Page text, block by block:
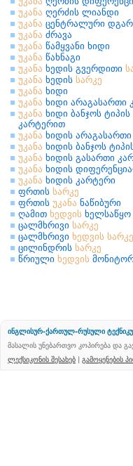
უკანა ღერძის ლიანდი
უკანა ცენტრალური
უკანა ძრავა
უკანა წამყვანი ხიდი
უკანა წახნაგი
უკანა ხედის გვერდითი
უკანა ხედის სარკე
უკანა ხიდი
უკანა ხიდი არაგასართი
უკანა ხიდი ბანჯოს ტიპის
კარტერით
უკანა ხიდის
უკანა ხიდის ბანჯოს
უკანა ხიდის გასართი
უკანა ხიდის
უკანა ხიდის კარტერი
ფრთის სარკე
ფრთის უკანა ნაწიბური
ღამით ხედვის ხელსაწყო
ცალმხრივი სარკე
ცალმხრივი ხედვის სარკე
ცილინდრის სარკე
წრიული ხედვის
ინგლისურ-ქართულ-რუსული
მასალის უნებართვო კოპირება და
ლექსიკონის შესახებ | გამოყენების